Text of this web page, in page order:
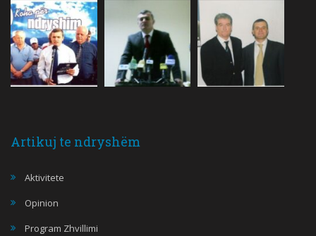
Artikuj te ndryshëm
Aktivitete
Opinion
Program Zhvillimi